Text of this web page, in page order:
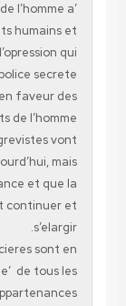
l’homme a’
humains et
qui
secrete
faveur des
de l’homme.
vont
mais
et que la
continuer et
s’elargir.
sont en
de tous les